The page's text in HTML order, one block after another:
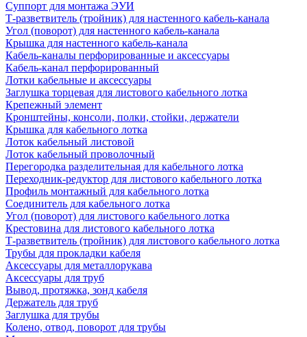
Суппорт для монтажа ЭУИ
Т-разветвитель (тройник) для настенного кабель-канала
Угол (поворот) для настенного кабель-канала
Крышка для настенного кабель-канала
Кабель-каналы перфорированные и аксессуары
Кабель-канал перфорированный
Лотки кабельные и аксессуары
Заглушка торцевая для листового кабельного лотка
Крепежный элемент
Кронштейны, консоли, полки, стойки, держатели
Крышка для кабельного лотка
Лоток кабельный листовой
Лоток кабельный проволочный
Перегородка разделительная для кабельного лотка
Переходник-редуктор для листового кабельного лотка
Профиль монтажный для кабельного лотка
Соединитель для кабельного лотка
Угол (поворот) для листового кабельного лотка
Крестовина для листового кабельного лотка
Т-разветвитель (тройник) для листового кабельного лотка
Трубы для прокладки кабеля
Аксессуары для металлорукава
Аксессуары для труб
Вывод, протяжка, зонд кабеля
Держатель для труб
Заглушка для трубы
Колено, отвод, поворот для трубы